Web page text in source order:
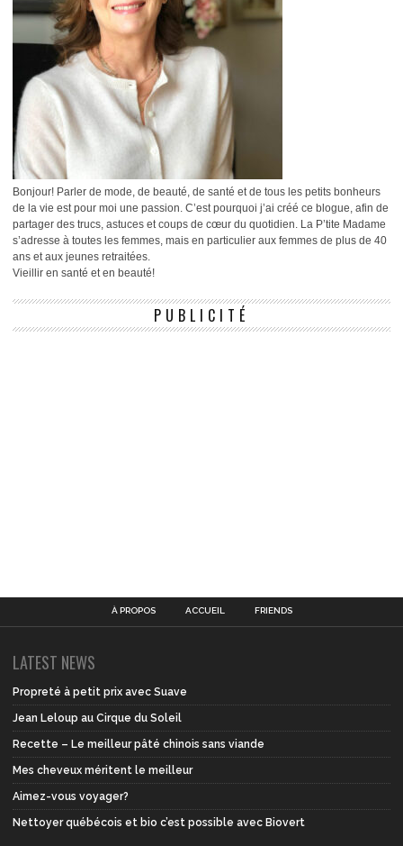
Bonjour! Parler de mode, de beauté, de santé et de tous les petits bonheurs
de la vie est pour moi une passion. C’est pourquoi j’ai créé ce blogue, afin de
partager des trucs, astuces et coups de cœur du quotidien. La P’tite Madame
s’adresse à toutes les femmes, mais en particulier aux femmes de plus de 40
ans et aux jeunes retraitées.
Vieillir en santé et en beauté!
PUBLICITÉ
À PROPOS ACCUEIL FRIENDS
LATEST NEWS
Propreté à petit prix avec Suave
Jean Leloup au Cirque du Soleil
Recette – Le meilleur pâté chinois sans viande
Mes cheveux méritent le meilleur
Aimez-vous voyager?
Nettoyer québécois et bio c’est possible avec Biovert